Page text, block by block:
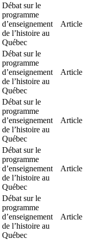
Débat sur le
programme
d’enseignement
de l’histoire au
Québec
Article
Débat sur le
programme
d’enseignement
de l’histoire au
Québec
Article
Débat sur le
programme
d’enseignement
de l’histoire au
Québec
Article
Débat sur le
programme
d’enseignement
de l’histoire au
Québec
Article
Débat sur le
programme
d’enseignement
de l’histoire au
Québec
Article